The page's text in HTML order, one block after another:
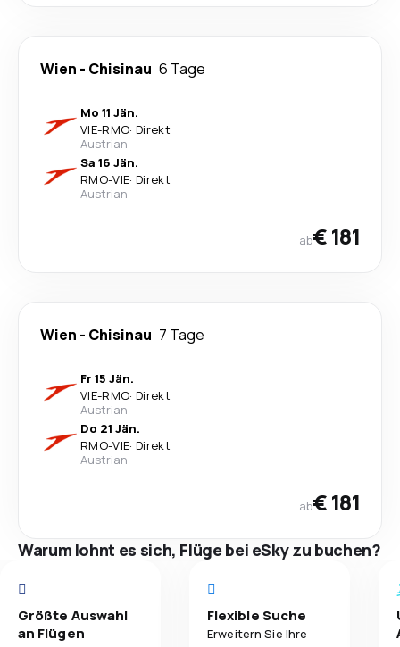
Wien - Chisinau 6 Tage
Mo 11 Jän.
VIE-RMO· Direkt
Austrian
Sa 16 Jän.
RMO-VIE· Direkt
Austrian
ab€ 181
Wien - Chisinau 7 Tage
Fr 15 Jän.
VIE-RMO· Direkt
Austrian
Do 21 Jän.
RMO-VIE· Direkt
Austrian
ab€ 181
Warum lohnt es sich, Flüge bei eSky zu buchen?
Größte Auswahl
an Flügen
Flexible Suche
Erweitern Sie Ihre